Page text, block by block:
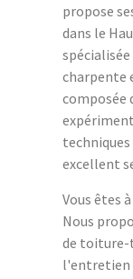
propose
dans le
charpente
composée
excellent
Vous êtes
Nous
de toiture-
l'entretien